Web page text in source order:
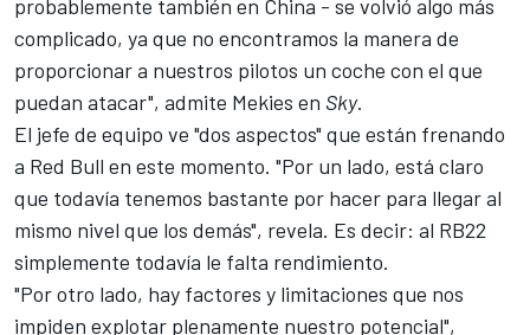
probablemente también en China - se volvió algo más
complicado, ya que no encontramos la manera de
proporcionar a nuestros pilotos un coche con el que
puedan atacar", admite Mekies en Sky.
El jefe de equipo ve "dos aspectos" que están frenando
a Red Bull en este momento. "Por un lado, está claro
que todavía tenemos bastante por hacer para llegar al
mismo nivel que los demás", revela. Es decir: al RB22
simplemente todavía le falta rendimiento.
"Por otro lado, hay factores y limitaciones que nos
impiden explotar plenamente nuestro potencial",